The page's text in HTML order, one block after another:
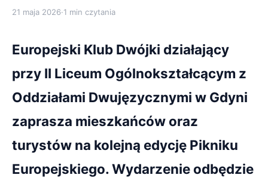
21 maja 2026·1 min czytania
Europejski Klub Dwójki działający
przy II Liceum Ogólnokształcącym z
Oddziałami Dwujęzycznymi w Gdyni
zaprasza mieszkańców oraz
turystów na kolejną edycję Pikniku
Europejskiego. Wydarzenie odbędzie